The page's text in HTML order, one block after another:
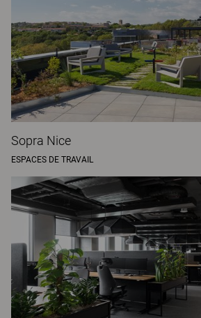
Sopra Nice
ESPACES DE TRAVAIL